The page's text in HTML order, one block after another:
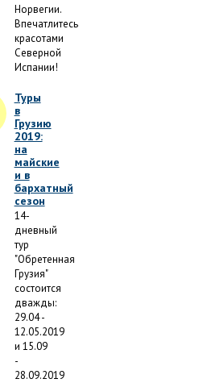
Норвегии.
Впечатлитесь
красотами
Северной
Испании!
Туры
в
Грузию
2019:
на
майские
и в
бархатный
сезон
14-
дневный
тур
"Обретенная
Грузия"
состоится
дважды:
29.04 -
12.05.2019
и 15.09
-
28.09.2019